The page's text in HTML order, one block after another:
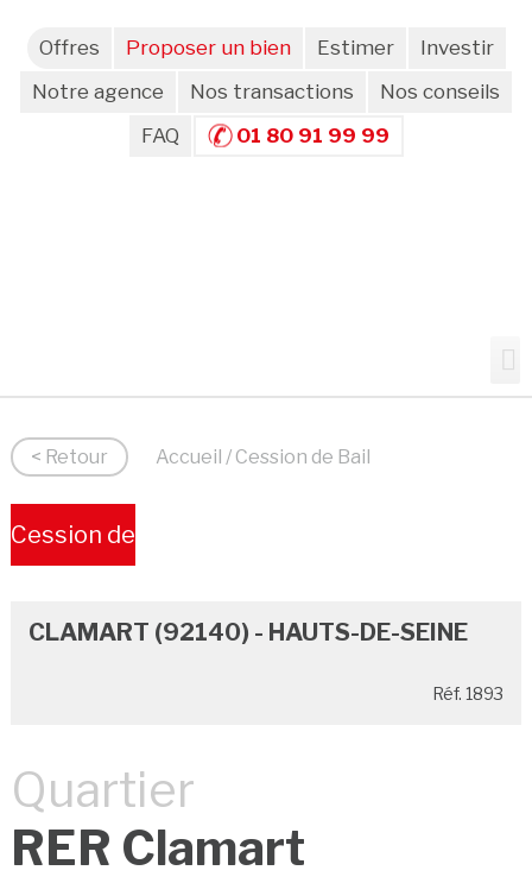
Offres Proposer un bien Estimer
Investir
Notre agence
Nos transactions
Nos conseils
FAQ
01 80 91 99 99
< Retour Accueil / Cession de Bail
Cession de
CLAMART (92140) - HAUTS-DE-SEINE
Réf. 1893
Quartier
RER Clamart